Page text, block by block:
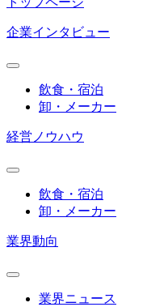
企業インタビュー
飲食・宿泊
卸・メーカー
経営ノウハウ
飲食・宿泊
卸・メーカー
業界動向
業界ニュース